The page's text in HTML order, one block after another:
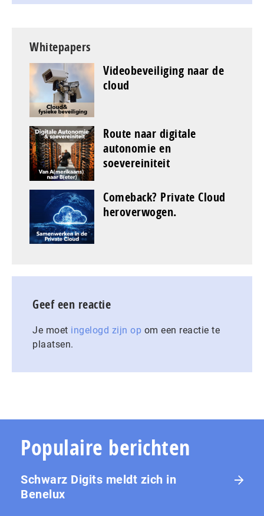
Whitepapers
Videobeveiliging naar de
cloud
Route naar digitale
autonomie en
soevereiniteit
Comeback? Private Cloud
heroverwogen.
Geef een reactie
Je moet ingelogd zijn op om een reactie te
plaatsen.
Populaire berichten
Schwarz Digits meldt zich in
Benelux